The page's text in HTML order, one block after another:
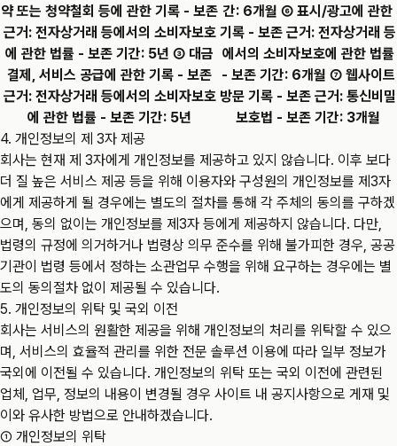
약 또는 청약철회 등에 관한 기록 - 보존
근거: 전자상거래 등에서의 소비자보호
에 관한 법률 - 보존 기간: 5년 ③ 대금
결제, 서비스 공급에 관한 기록 - 보존
근거: 전자상거래 등에서의 소비자보호
에 관한 법률 - 보존 기간: 5년
간: 6개월 ⑥ 표시/광고에 관한
기록 - 보존 근거: 전자상거래 등
에서의 소비자보호에 관한 법률
- 보존 기간: 6개월 ⑦ 웹사이트
방문 기록 - 보존 근거: 통신비밀
보호법 - 보존 기간: 3개월
4. 개인정보의 제 3자 제공
회사는 현재 제 3자에게 개인정보를 제공하고 있지 않습니다. 이후 보다
더 질 높은 서비스 제공 등을 위해 이용자와 구성원의 개인정보를 제3자
에게 제공하게 될 경우에는 별도의 절차를 통해 각 주체의 동의를 구하겠
으며, 동의 없이는 개인정보를 제3자 등에게 제공하지 않습니다. 다만,
법령의 규정에 의거하거나 법령상 의무 준수를 위해 불가피한 경우, 공공
기관이 법령 등에서 정하는 소관업무 수행을 위해 요구하는 경우에는 별
도의 동의절차 없이 제공될 수 있습니다.
5. 개인정보의 위탁 및 국외 이전
회사는 서비스의 원활한 제공을 위해 개인정보의 처리를 위탁할 수 있으
며, 서비스의 효율적 관리를 위한 전문 솔루션 이용에 따라 일부 정보가
국외에 이전될 수 있습니다. 개인정보의 위탁 또는 국외 이전에 관련된
업체, 업무, 정보의 내용이 변경될 경우 사이트 내 공지사항으로 게재 및
이와 유사한 방법으로 안내하겠습니다.
① 개인정보의 위탁